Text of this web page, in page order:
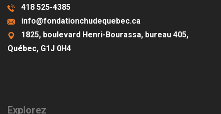
418 525-4385
info@fondationchudequebec.ca
1825, boulevard Henri-Bourassa, bureau 405,
Québec, G1J 0H4
Explorez